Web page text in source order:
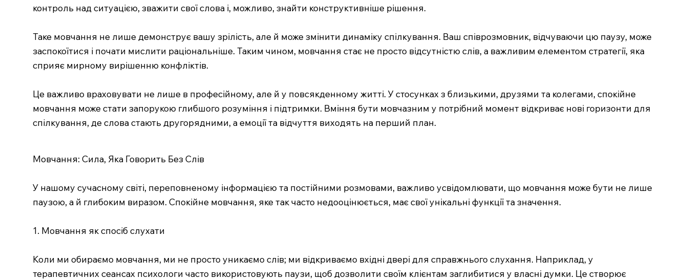
контроль над ситуацією, зважити свої слова і, можливо, знайти конструктивніше рішення.
Таке мовчання не лише демонструє вашу зрілість, але й може змінити динаміку спілкування. Ваш співрозмовник, відчуваючи цю паузу, може
заспокоїтися і почати мислити раціональніше. Таким чином, мовчання стає не просто відсутністю слів, а важливим елементом стратегії, яка
сприяє мирному вирішенню конфліктів.
Це важливо враховувати не лише в професійному, але й у повсякденному житті. У стосунках з близькими, друзями та колегами, спокійне
мовчання може стати запорукою глибшого розуміння і підтримки. Вміння бути мовчазним у потрібний момент відкриває нові горизонти для
спілкування, де слова стають другорядними, а емоції та відчуття виходять на перший план.
Мовчання: Сила, Яка Говорить Без Слів
У нашому сучасному світі, переповненому інформацією та постійними розмовами, важливо усвідомлювати, що мовчання може бути не лише
паузою, а й глибоким виразом. Спокійне мовчання, яке так часто недооцінюється, має свої унікальні функції та значення.
1. Мовчання як спосіб слухати
Коли ми обираємо мовчання, ми не просто уникаємо слів; ми відкриваємо вхідні двері для справжнього слухання. Наприклад, у
терапевтичних сеансах психологи часто використовують паузи, щоб дозволити своїм клієнтам заглибитися у власні думки. Це створює